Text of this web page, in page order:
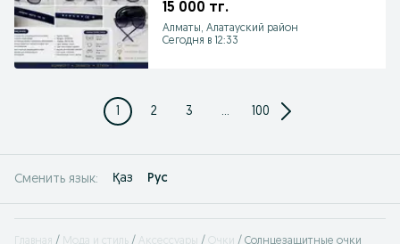
15 000 тг.
Алматы, Алатауский район
Сегодня в 12:33
1 2 3 ... 100
Сменить язык: Қаз Рус
Главная Мода и стиль Аксессуары Очки Солнцезащитные очки